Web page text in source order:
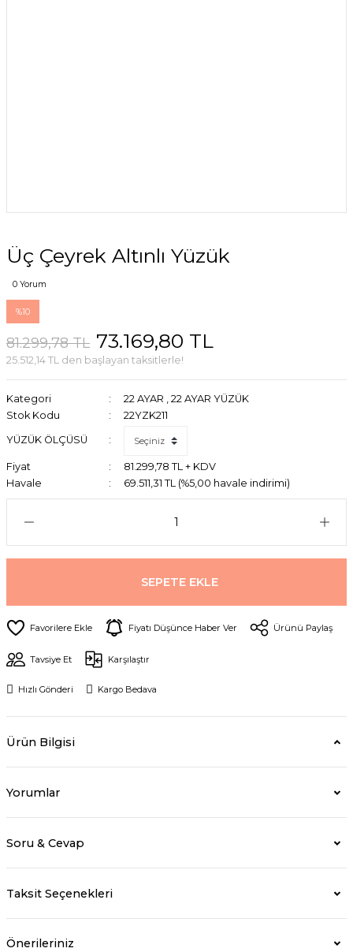
Üç Çeyrek Altınlı Yüzük
0 Yorum
%10
81.299,78 TL 73.169,80 TL
25.512,14 TL den başlayan taksitlerle!
Kategori 22 AYAR , 22 AYAR YÜZÜK
Stok Kodu
22YZK211
YÜZÜK ÖLÇÜSÜ
Fiyat
81.299,78 TL + KDV
Havale
69.511,31 TL (%5,00 havale indirimi)
SEPETE EKLE
Fiyatı Düşünce Haber Ver Ürünü Paylaş
Tavsiye Et Karşılaştır
Hızlı Gönderi Kargo Bedava
Ürün Bilgisi
Yorumlar
Soru & Cevap
Taksit Seçenekleri
Önerileriniz